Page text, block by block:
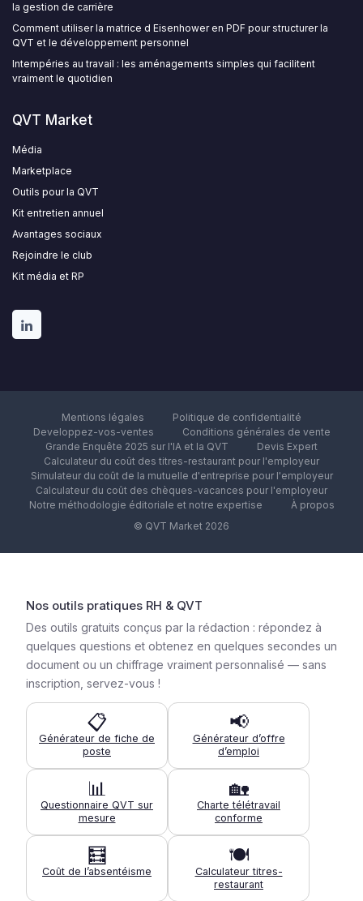
la gestion de carrière
Comment utiliser la matrice d Eisenhower en PDF pour structurer la
QVT et le développement personnel
Intempéries au travail : les aménagements simples qui facilitent
vraiment le quotidien
QVT Market
Média
Marketplace
Outils pour la QVT
Kit entretien annuel
Avantages sociaux
Rejoindre le club
Kit média et RP
Mentions légales
Politique de confidentialité
Developpez-vos-ventes
Conditions générales de vente
Grande Enquête 2025 sur l'IA et la QVT
Devis Expert
Calculateur du coût des titres-restaurant pour l'employeur
Simulateur du coût de la mutuelle d'entreprise pour l'employeur
Calculateur du coût des chèques-vacances pour l'employeur
Notre méthodologie éditoriale et notre expertise
À propos
© QVT Market 2026
Nos outils pratiques RH & QVT
Des outils gratuits conçus par la rédaction : répondez à
quelques questions et obtenez en quelques secondes un
document ou un chiffrage vraiment personnalisé — sans
inscription, servez-vous !
📋
Générateur de fiche de
poste
📢
Générateur d’offre
d’emploi
📊
Questionnaire QVT sur
mesure
🏡
Charte télétravail
conforme
🧮
Coût de l’absentéisme
🍽️
Calculateur titres-
restaurant